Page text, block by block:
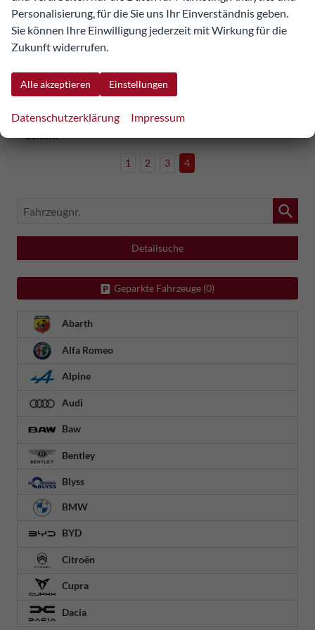
Stromverbrauch kombiniert:
18,00 kWh/100km
CO -Klasse:A
CO2 -Emissionen:0 g/km
Datensätze pro Seite:
10 20 50 100
Seiten:
1 2 3 4
Fahrzeugnr.
Detailsuche
Geparkte Fahrzeuge (0)
Abarth
Alfa Romeo
Alpine
Audi
Baw
Bentley
Blyss
BMW
BYD
Citroën
Cupra
Dacia
Personalisierung, für die Sie uns Ihr Einverständnis geben.
Sie können Ihre Einwilligung jederzeit mit Wirkung für die
Zukunft widerrufen.
Alle akzeptieren Einstellungen
Datenschutzerklärung Impressum